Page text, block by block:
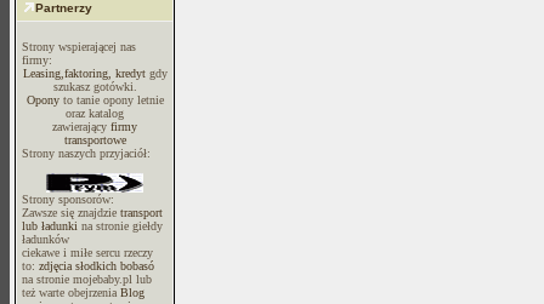
Partnerzy
Strony wspierającej nas
firmy:
Leasing,faktoring, kredytgdy
szukasz gotówki.
Oponyto tanie opony letnie
oraz katalog
zawierający firmy
transportowe
Strony naszych przyjaciół:
Strony sponsorów:
Zawsze się znajdzie transport
lub ładunki na stronie giełdy
ładunków
ciekawe i miłe sercu rzeczy
to: zdjęcia słodkich bobasó
na stronie mojebaby.pl lub
też warte obejrzenia Blog